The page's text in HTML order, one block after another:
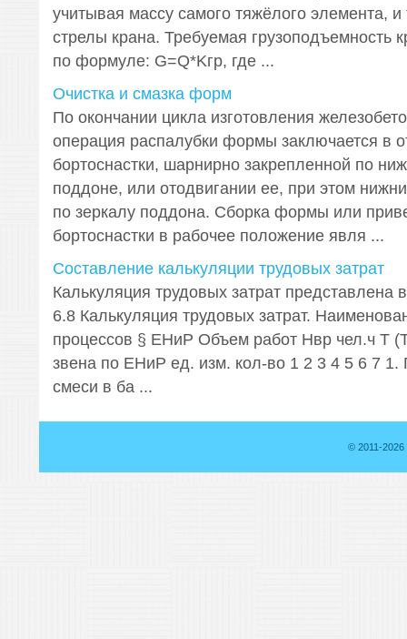
учитывая массу самого тяжёлого элемента,
стрелы крана. Требуемая грузоподъемность
по формуле: G=Q*Kгр, где ...
Очистка и смазка форм
По окончании цикла изготовления
операция распалубки формы заключается в
бортоснастки, шарнирно закрепленной по
поддоне, или отодвигании ее, при этом
по зеркалу поддона. Сборка формы или
бортоснастки в рабочее положение явля ...
Составление калькуляции трудовых затрат
Калькуляция трудовых затрат представлена
6.8 Калькуляция трудовых затрат.
процессов § ЕНиР Объем работ Нвр чел.ч Т
звена по ЕНиР ед. изм. кол-во 1 2 3 4 5 6 7 1.
смеси в ба ...
© 2011-2026